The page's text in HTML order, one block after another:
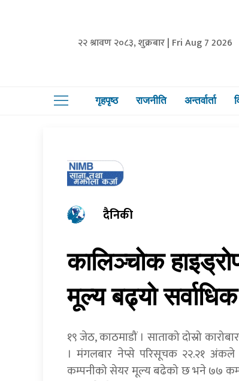
२२ श्रावण २०८३, शुक्रबार | Fri Aug 7 2026
गृहपृष्ठ राजनीति अन्तर्वार्ता
दैनिकी
कालिञ्चोक
मूल्य बढ्यो सर्वाधिक
१९ जेठ, काठमाडौं । साताको दोस्रो
। मंगलबार नेप्से परिसूचक २२.२१
कम्पनीको सेयर मूल्य बढेको छ भने ७७